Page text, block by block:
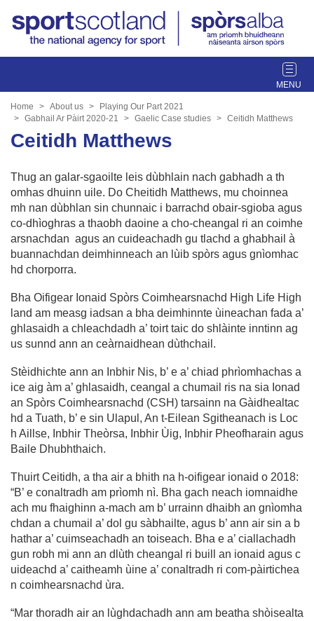
T
o
g
i
g
a
t
n
Home About us
Playing Our Part 2021
Gabhail Ar Pàirt 2020-21
Gaelic Case studies Ceitidh Matthews
Ceitidh Matthews
Thug an galar-sgaoilte leis dùbhlain nach gabhadh a th
omhas dhuinn uile. Do Cheitidh Matthews, mu choinnea
mh nan dùbhlan sin chunnaic i barrachd obair-sgioba agus
co-dhìoghras a thaobh daoine a cho-cheangal ri an coimhe
arsnachdan agus an cuideachadh gu tlachd a ghabhail à
buannachdan deimhinneach an lùib spòrs agus gnìomhac
hd chorporra.
Bha Oifigear Ionaid Spòrs Coimhearsnachd High Life High
land am measg iadsan a bha deimhinnte ùineachan fada a’
ghlasaidh a chleachdadh a’ toirt taic do shlàinte inntinn ag
us sunnd ann an ceàrnaidhean dùthchail.
Stèidhichte ann an Inbhir Nis, b’ e a’ chiad phrìomhachas a
ice aig àm a’ ghlasaidh, ceangal a chumail ris na sia Ionad
an Spòrs Coimhearsnachd (CSH) tarsainn na Gàidhealtac
hd a Tuath, b’ e sin Ulapul, An t-Eilean Sgitheanach is Loc
h Aillse, Inbhir Theòrsa, Inbhir Ùig, Inbhir Pheofharain agus
Baile Dhubhthaich.
Thuirt Ceitidh, a tha air a bhith na h-oifigear ionaid o 2018:
“B’ e conaltradh am prìomh nì. Bha gach neach iomnaidhe
ach mu fhaighinn a-mach am b’ urrainn dhaibh an gnìomha
chdan a chumail a’ dol gu sàbhailte, agus b’ ann air sin a b
hathar a’ cuimseachadh an toiseach. Bha e a’ ciallachadh
gun robh mi ann an dlùth cheangal ri buill an ionaid agus c
uideachd a’ caitheamh ùine a’ conaltradh ri com-pàirtichea
n coimhearsnachd ùra.
“Mar thoradh air an lùghdachadh ann am beatha shòisealta